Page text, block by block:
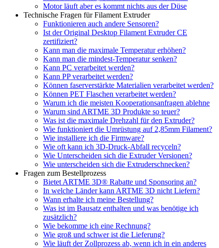
Motor läuft aber es kommt nichts aus der Düse
Technische Fragen für Filament Extruder
Funktionieren auch andere Sensoren?
Ist der Original Desktop Filament Extruder CE
zertifiziert?
Kann man die maximale Temperatur erhöhen?
Kann man die mindest-Temperatur senken?
Kann PC verarbeitet werden?
Kann PP verarbeitet werden?
Können faserverstärkte Materialien verarbeitet werden?
Können PET Flaschen verarbeitet werden?
Warum ich die meisten Kooperationsanfragen ablehne
Warum sind ARTME 3D Produkte so teuer?
Was ist die maximale Drehzahl für den Extruder?
Wie funktioniert die Umrüstung auf 2,85mm Filament?
Wie installiere ich die Firmware?
Wie oft kann ich 3D-Druck-Abfall recyceln?
Wie Unterscheiden sich die Extruder Versionen?
Wie unterscheiden sich die Extruderschnecken?
Fragen zum Bestellprozess
Bietet ARTME 3D® Rabatte und Sponsoring an?
In welche Länder kann ARTME 3D nicht Liefern?
Wann erhalte ich meine Bestellung?
Was ist im Bausatz enthalten und was benötige ich
zusätzlich?
Wie bekomme ich eine Rechnung?
Wie groß und schwer ist die Lieferung?
Wie läuft der Zollprozess ab, wenn ich in ein anderes